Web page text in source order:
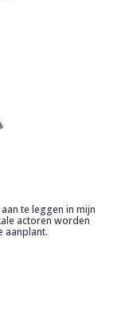
te leggen in mijn
actoren worden
aanplant.